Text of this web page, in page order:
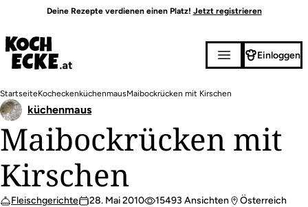
Inhalt
Deine Rezepte verdienen einen Platz! Jetzt registrieren
Einloggen
Pfadnavigation
StartseiteKocheckenküchenmausMaibockrücken mit Kirschen
Maibockrücken mit
Kirschen
Fleischgerichte 28. Mai 2010 15493 Ansichten
Österreich
küchenmaus